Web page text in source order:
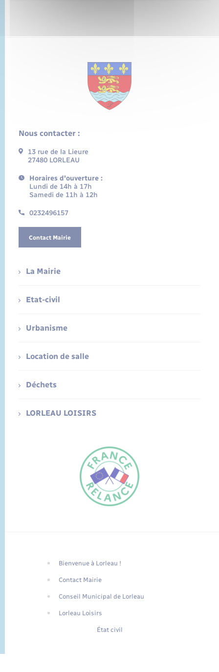
Traduction du
FR
Nous contacter :
13 rue de la Lieure
27480 LORLEAU
Horaires d'ouverture :
Lundi de 14h à 17h
Samedi de 11h à 12h
0232496157
Contact Mairie
La Mairie
Etat-civil
Urbanisme
Location de salle
Déchets
LORLEAU LOISIRS
Bienvenue à Lorleau !
Contact Mairie
Conseil Municipal de Lorleau
Lorleau Loisirs
État civil